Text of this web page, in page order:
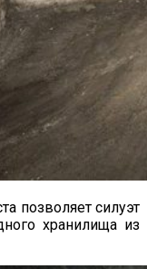
позволяет силуэт
хранилища из